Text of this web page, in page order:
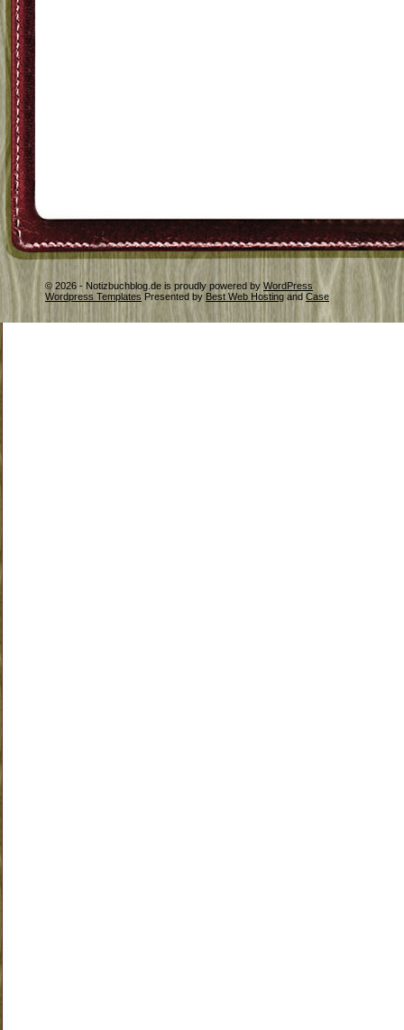
© 2026 - Notizbuchblog.de is proudly powered by WordPress
Wordpress Templates Presented by Best Web Hosting and Case